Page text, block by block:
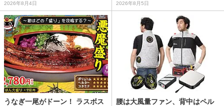
2026年8月4日 2026年8月5日
うなぎ一尾がドーン！ ラスボス
腰は大風量ファン、背中はペル